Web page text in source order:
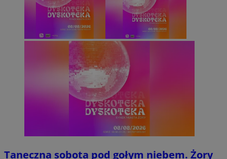
Taneczna sobota pod gołym niebem. Żory